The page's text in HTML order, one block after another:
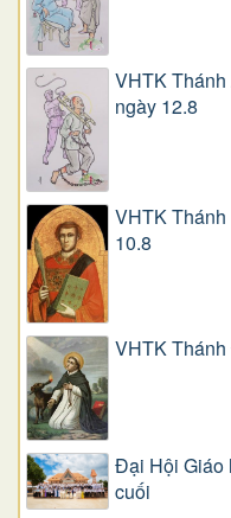
VHTK
ngày 12.8
VHTK
10.8
VHTK
Đại Hội Giáo
cuối